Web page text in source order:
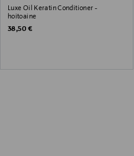
Luxe Oil Keratin Conditioner -
hoitoaine
Original Price
38,50 €